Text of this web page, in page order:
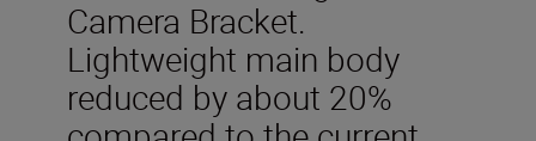
Camera Bracket.
Lightweight main body
reduced by about 20%